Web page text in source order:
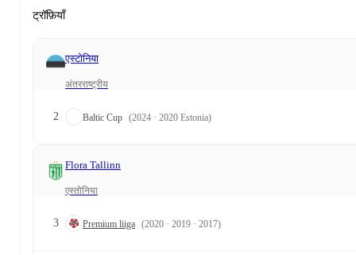
ट्रॉफ़ियाँ
एस्टोनिया
अंतरराष्ट्रीय
2 Baltic Cup (2024 · 2020 Estonia)
Flora Tallinn
एस्तोनिया
3 Premium liiga (2020 · 2019 · 2017)